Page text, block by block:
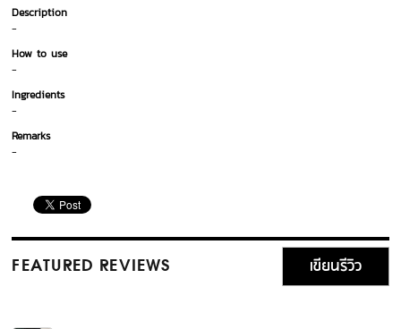
Description
-
How to use
-
Ingredients
-
Remarks
-
FEATURED REVIEWS เขียนรีวิว